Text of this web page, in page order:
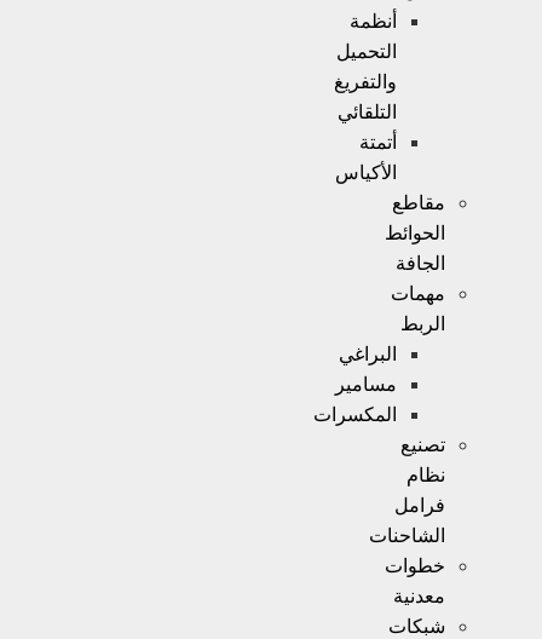
أنظمة
التحميل
والتفريغ
التلقائي
أتمتة
الأكياس
مقاطع
الحوائط
الجافة
مهمات
الربط
البراغي
مسامير
المكسرات
تصنيع
نظام
فرامل
الشاحنات
خطوات
معدنية
شبكات